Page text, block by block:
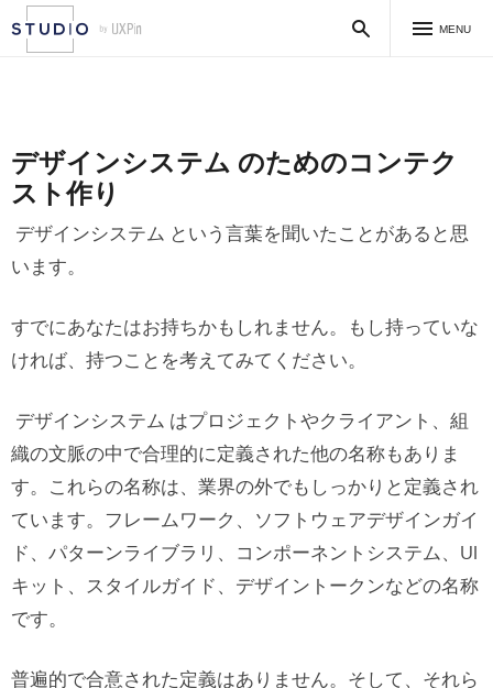
MENU
デザインシステム のためのコンテク
スト作り
デザインシステム という言葉を聞いたことがあると思
います。
すでにあなたはお持ちかもしれません。もし持っていな
ければ、持つことを考えてみてください。
デザインシステム はプロジェクトやクライアント、組
織の文脈の中で合理的に定義された他の名称もありま
す。これらの名称は、業界の外でもしっかりと定義され
ています。フレームワーク、ソフトウェアデザインガイ
ド、パターンライブラリ、コンポーネントシステム、UI
キット、スタイルガイド、デザイントークンなどの名称
です。
普遍的で合意された定義はありません。そして、それら